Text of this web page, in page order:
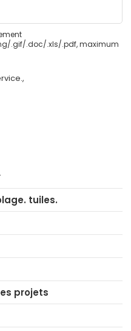
.gif/.doc/.xls/.pdf, maximum
tuiles.
projets